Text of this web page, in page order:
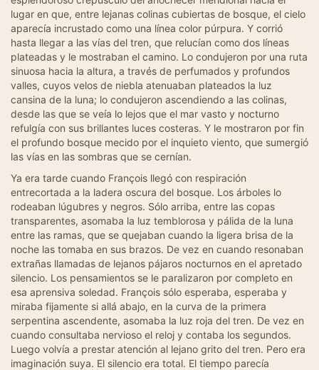
lugar en que, entre lejanas colinas cubiertas de bosque, el cielo
aparecía incrustado como una línea color púrpura. Y corrió
hasta llegar a las vías del tren, que relucían como dos líneas
plateadas y le mostraban el camino. Lo condujeron por una ruta
sinuosa hacia la altura, a través de perfumados y profundos
valles, cuyos velos de niebla atenuaban plateados la luz
cansina de la luna; lo condujeron ascendiendo a las colinas,
desde las que se veía lo lejos que el mar vasto y nocturno
refulgía con sus brillantes luces costeras. Y le mostraron por fin
el profundo bosque mecido por el inquieto viento, que sumergió
las vías en las sombras que se cernían.
Ya era tarde cuando François llegó con respiración
entrecortada a la ladera oscura del bosque. Los árboles lo
rodeaban lúgubres y negros. Sólo arriba, entre las copas
transparentes, asomaba la luz temblorosa y pálida de la luna
entre las ramas, que se quejaban cuando la ligera brisa de la
noche las tomaba en sus brazos. De vez en cuando resonaban
extrañas llamadas de lejanos pájaros nocturnos en el apretado
silencio. Los pensamientos se le paralizaron por completo en
esa aprensiva soledad. François sólo esperaba, esperaba y
miraba fijamente si allá abajo, en la curva de la primera
serpentina ascendente, asomaba la luz roja del tren. De vez en
cuando consultaba nervioso el reloj y contaba los segundos.
Luego volvía a prestar atención al lejano grito del tren. Pero era
imaginación suya. El silencio era total. El tiempo parecía